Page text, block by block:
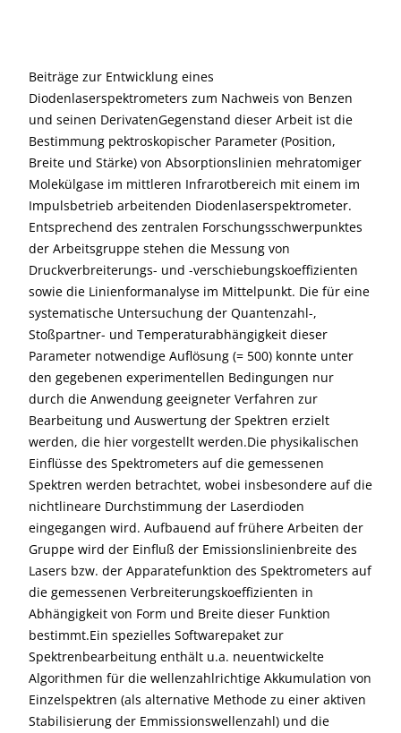
Beiträge zur Entwicklung eines
Diodenlaserspektrometers zum Nachweis von Benzen
und seinen DerivatenGegenstand dieser Arbeit ist die
Bestimmung pektroskopischer Parameter (Position,
Breite und Stärke) von Absorptionslinien mehratomiger
Molekülgase im mittleren Infrarotbereich mit einem im
Impulsbetrieb arbeitenden Diodenlaserspektrometer.
Entsprechend des zentralen Forschungsschwerpunktes
der Arbeitsgruppe stehen die Messung von
Druckverbreiterungs- und -verschiebungskoeffizienten
sowie die Linienformanalyse im Mittelpunkt. Die für eine
systematische Untersuchung der Quantenzahl-,
Stoßpartner- und Temperaturabhängigkeit dieser
Parameter notwendige Auflösung (= 500) konnte unter
den gegebenen experimentellen Bedingungen nur
durch die Anwendung geeigneter Verfahren zur
Bearbeitung und Auswertung der Spektren erzielt
werden, die hier vorgestellt werden.Die physikalischen
Einflüsse des Spektrometers auf die gemessenen
Spektren werden betrachtet, wobei insbesondere auf die
nichtlineare Durchstimmung der Laserdioden
eingegangen wird. Aufbauend auf frühere Arbeiten der
Gruppe wird der Einfluß der Emissionslinienbreite des
Lasers bzw. der Apparatefunktion des Spektrometers auf
die gemessenen Verbreiterungskoeffizienten in
Abhängigkeit von Form und Breite dieser Funktion
bestimmt.Ein spezielles Softwarepaket zur
Spektrenbearbeitung enthält u.a. neuentwickelte
Algorithmen für die wellenzahlrichtige Akkumulation von
Einzelspektren (als alternative Methode zu einer aktiven
Stabilisierung der Emmissionswellenzahl) und die